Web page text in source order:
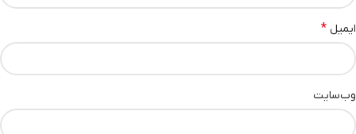
ایمیل *
وب‌سایت